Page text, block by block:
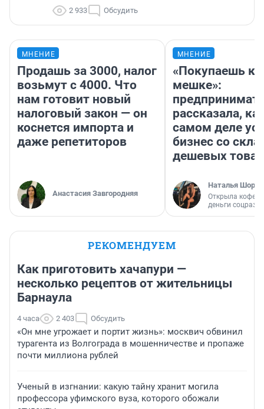
2 933 Обсудить
МНЕНИЕ
Продашь за 3000, налог
возьмут с 4000. Что
нам готовит новый
налоговый закон — он
коснется импорта и
даже репетиторов
Анастасия Завгородняя
МНЕНИЕ
«Покупаешь
мешке»:
рассказала,
самом деле
бизнес со
дешевых
Наталья
Открыла
деньги
РЕКОМЕНДУЕМ
Как приготовить хачапури —
несколько рецептов от жительницы
Барнаула
4 часа 2 403 Обсудить
«Он мне угрожает и портит жизнь»: москвич обвинил
турагента из Волгограда в мошенничестве и пропаже
почти миллиона рублей
Ученый в изгнании: какую тайну хранит могила
профессора уфимского вуза, которого обожали